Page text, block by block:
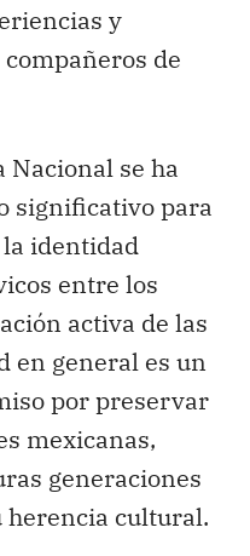
y
de
Nacional se ha
significativo para
identidad
entre los
activa de las
en general es un
por preservar
mexicanas,
generaciones
cultural.